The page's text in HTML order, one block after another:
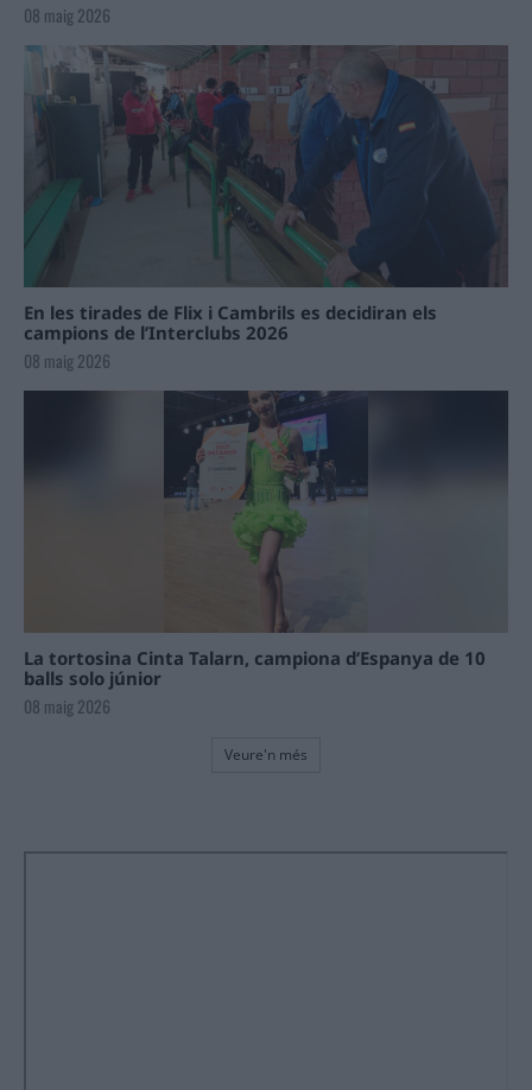
08 maig 2026
En les tirades de Flix i Cambrils es decidiran els
campions de l’Interclubs 2026
08 maig 2026
La tortosina Cinta Talarn, campiona d’Espanya de 10
balls solo júnior
08 maig 2026
Veure'n més